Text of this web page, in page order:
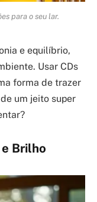
para o seu lar.
e equilíbrio,
Usar CDs
forma de trazer
um jeito super
Brilho